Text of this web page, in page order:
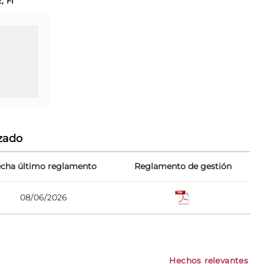
último reglamento Reglamento de gestión
08/06/2026
Hechos relevantes